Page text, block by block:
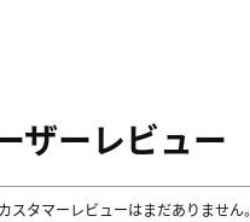
ザーレビュー
スタマーレビューはまだありません。